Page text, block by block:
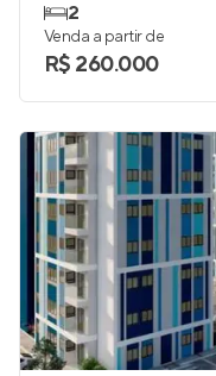
2
Venda a partir de
R$ 260.000